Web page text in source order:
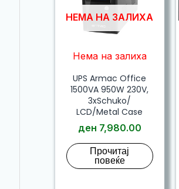
НЕМА НА ЗАЛИХА
Нема на залиха
UPS Armac Office
1500VA 950W 230V,
3xSchuko/
LCD/Metal Case
ден 7,980.00
Прочитај
повеќе